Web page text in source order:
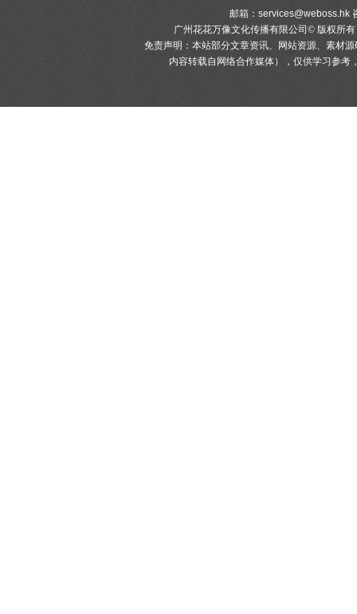
邮箱： services@weboss.hk
广州花花万像文化传播有限公司© 版权所有
免责声明：本站部分文章资讯、网站资源、素材
内容转载自网络合作媒体），仅供学习参